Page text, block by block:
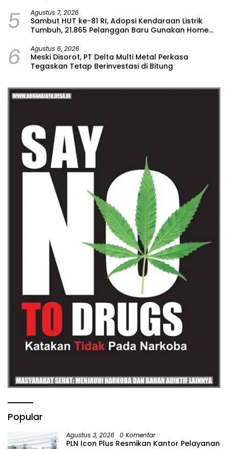
Watudodol/Kalipuro
5 Agustus 7, 2026
Sambut HUT ke-81 RI, Adopsi Kendaraan Listrik
Tumbuh, 21.865 Pelanggan Baru Gunakan Home
6 Agustus 6, 2026
Meski Disorot, PT Delta Multi Metal Perkasa
Tegaskan Tetap Berinvestasi di Bitung
Popular
Agustus 3, 2026 0 Komentar
PLN Icon Plus Resmikan Kantor Pelayanan